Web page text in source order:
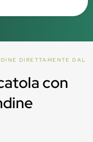
DIRETTAMENTE DAL
con